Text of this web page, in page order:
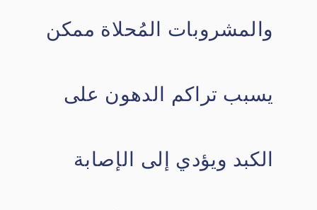
والمشروبات المُحلاة ممكن
يسبب تراكم الدهون على
الكبد ويؤدي إلى الإصابة